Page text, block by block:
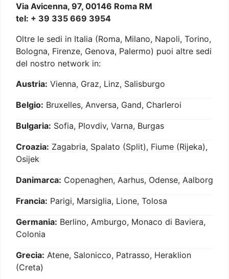
Via Avicenna, 97, 00146 Roma RM
tel: + 39 335 669 3954
Oltre le sedi in Italia (Roma, Milano, Napoli, Torino,
Bologna, Firenze, Genova, Palermo) puoi altre sedi
del nostro network in:
Austria: Vienna, Graz, Linz, Salisburgo
Belgio: Bruxelles, Anversa, Gand, Charleroi
Bulgaria: Sofia, Plovdiv, Varna, Burgas
Croazia: Zagabria, Spalato (Split), Fiume (Rijeka),
Osijek
Danimarca: Copenaghen, Aarhus, Odense, Aalborg
Francia: Parigi, Marsiglia, Lione, Tolosa
Germania: Berlino, Amburgo, Monaco di Baviera,
Colonia
Grecia: Atene, Salonicco, Patrasso, Heraklion
(Creta)